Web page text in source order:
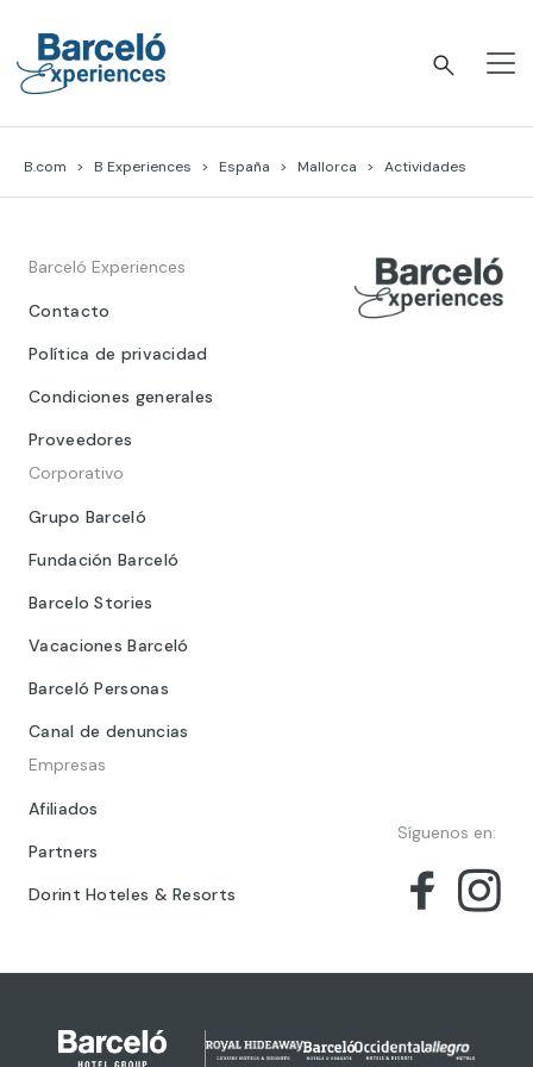
content
B.com B Experiences España Mallorca Actividades
Barceló Experiences
Contacto
Política de privacidad
Condiciones generales
Proveedores
Corporativo
Grupo Barceló
Fundación Barceló
Barcelo Stories
Vacaciones Barceló
Barceló Personas
Canal de denuncias
Empresas
Afiliados
Partners
Dorint Hoteles & Resorts
Síguenos en: